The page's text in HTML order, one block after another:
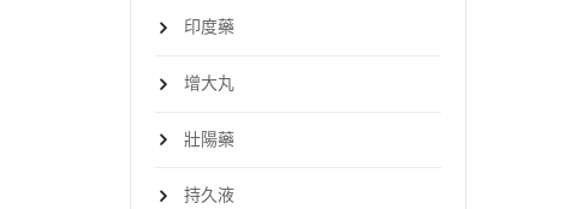
印度藥
增大丸
壯陽藥
持久液